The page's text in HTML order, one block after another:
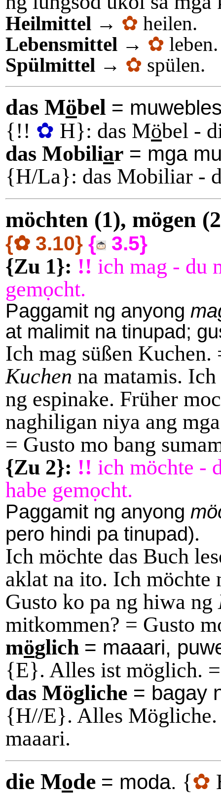
Heilmittel → ✿ heilen.
Lebensmittel → ✿ leben.
Spülmittel → ✿ spülen.
das Möbel =
{!! ✿ H}: das Möbel -
das Mobiliar = mga
{H/La}: das Mobiliar -
möchten (1), mögen
{✿ 3.10} { 3.5}
{Zu 1}: !! ich mag - du
gemọcht.
Paggamit ng anyong
at malimit na tinupad;
Ich mag süßen
Kuchen na matamis.
ng espinake. Früher
naghiligan niya ang
= Gusto mo bang
{Zu 2}: !! ich möchte -
habe gemọcht.
Paggamit ng anyong
pero hindi pa tinupad).
Ich möchte das Buch
aklat na ito. Ich möchte
Gusto ko pa ng hiwa ng
mitkommen? = Gusto
möglich = maaari,
{E}. Alles ist möglich.
das Mögliche = bagay
{H//E}. Alles Mögliche.
maaari.
die Mode = moda. {✿